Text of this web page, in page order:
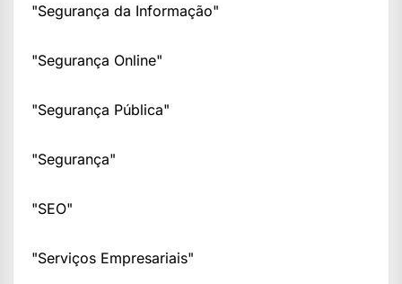
"Segurança da Informação"
"Segurança Online"
"Segurança Pública"
"Segurança"
"SEO"
"Serviços Empresariais"